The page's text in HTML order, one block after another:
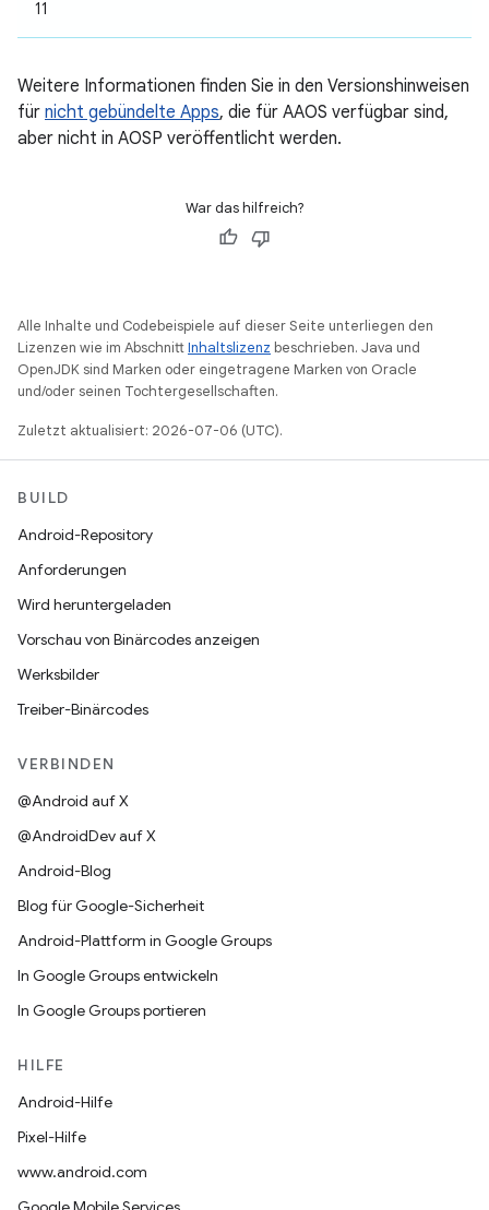
11
Weitere Informationen finden Sie in den Versionshinweisen
für nicht gebündelte Apps, die für AAOS verfügbar sind,
aber nicht in AOSP veröffentlicht werden.
War das hilfreich?
Alle Inhalte und Codebeispiele auf dieser Seite unterliegen den
Lizenzen wie im AbschnittInhaltslizenz beschrieben. Java und
OpenJDK sind Marken oder eingetragene Marken von Oracle
und/oder seinen Tochtergesellschaften.
Zuletzt aktualisiert: 2026-07-06 (UTC).
BUILD
Android-Repository
Anforderungen
Wird heruntergeladen
Vorschau von Binärcodes anzeigen
Werksbilder
Treiber-Binärcodes
VERBINDEN
@Android auf X
@AndroidDev auf X
Android-Blog
Blog für Google-Sicherheit
Android-Plattform in Google Groups
In Google Groups entwickeln
In Google Groups portieren
HILFE
Android-Hilfe
Pixel-Hilfe
www.android.com